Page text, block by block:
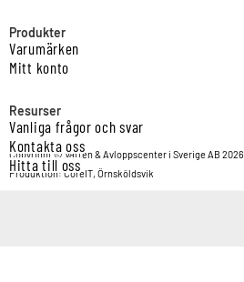
Produkter
Varumärken
Mitt konto
Resurser
Vanliga frågor och svar
Kontakta oss
Hitta till oss
Copyright © Vatten & Avloppscenter i Sverige AB 2026.
Produktion: CoreIT, Örnsköldsvik